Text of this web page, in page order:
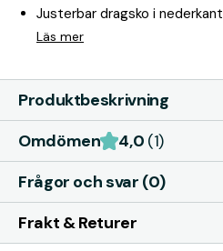
Justerbar dragsko i nederkant
Läs mer
Produktbeskrivning
Omdömen
4,0 (1)
Frågor och svar (0)
Frakt & Returer